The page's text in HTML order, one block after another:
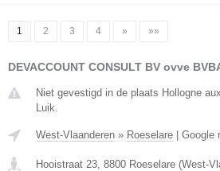
1 2 3 4 » »»
DEVACCOUNT CONSULT BV ovve
Niet gevestigd in de plaats Hollogne
Luik.
West-Vlaanderen » Roeselare Google
Hooistraat 23, 8800 Roeselare (West-